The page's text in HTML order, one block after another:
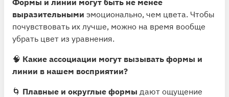
выразительными эмоционально, чем цвета. Чтобы
почувствовать их лучше, можно на время вообще
убрать цвет из уравнения.
🧠 Какие ассоциации могут вызывать формы и
линии в нашем восприятии?
🌀 Плавные и округлые формы дают ощущение